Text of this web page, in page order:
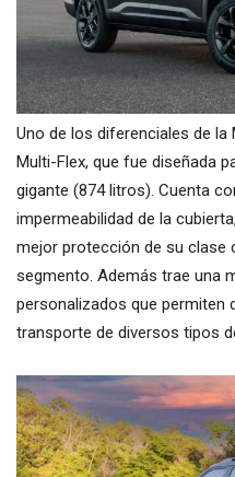
Uno de los diferenciales de
Multi-Flex, que fue diseñada
gigante (874 litros). Cuenta
impermeabilidad de la
mejor protección de su clase
segmento. Además trae una
personalizados que permiten
transporte de diversos tipos